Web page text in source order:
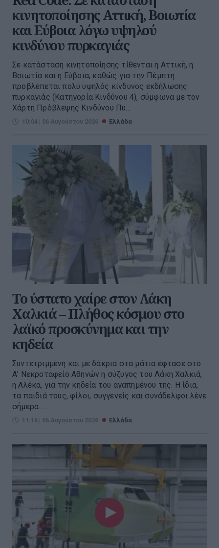
κινητοποίησης Αττική, Βοιωτία
και Εύβοια λόγω υψηλού
κινδύνου πυρκαγιάς
Σε κατάσταση κινητοποίησης τίθενται η Αττική, η
Βοιωτία και η Εύβοια, καθώς για την Πέμπτη
προβλέπεται πολύ υψηλός κίνδυνος εκδήλωσης
πυρκαγιάς (Κατηγορία Κινδύνου 4), σύμφωνα με τον
Χάρτη Πρόβλεψης Κινδύνου Πυ...
10:04 | 06 Αυγούστου 2026 Ελλάδα
Το ύστατο χαίρε στον Λάκη
Χαλκιά – Πλήθος κόσμου στο
λαϊκό προσκύνημα και την
κηδεία
Συντετριμμένη και με δάκρια στα μάτια έφτασε στο
Α’ Νεκροταφείο Αθηνών η σύζυγος του Λάκη Χαλκιά,
η Αλέκα, για την κηδεία του αγαπημένου της. Η ίδια,
τα παιδιά τους, φίλοι, συγγενείς και συνάδελφοι λένε
σήμερα ...
11:16 | 06 Αυγούστου 2026 Ελλάδα